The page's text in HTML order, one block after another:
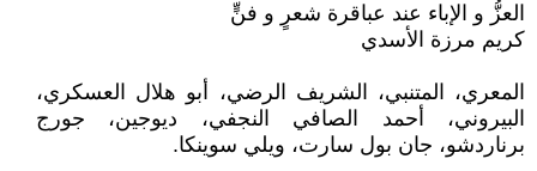
العزُّ و الإباء عند عباقرة شعرٍ و فنٍّ
كريم مرزة الأسدي
المعري، المتنبي، الشريف الرضي، أبو هلال العسكري،
البيروني، أحمد الصافي النجفي، ديوجين، جورج
برناردشو، جان بول سارت، ويلي سوينكا.